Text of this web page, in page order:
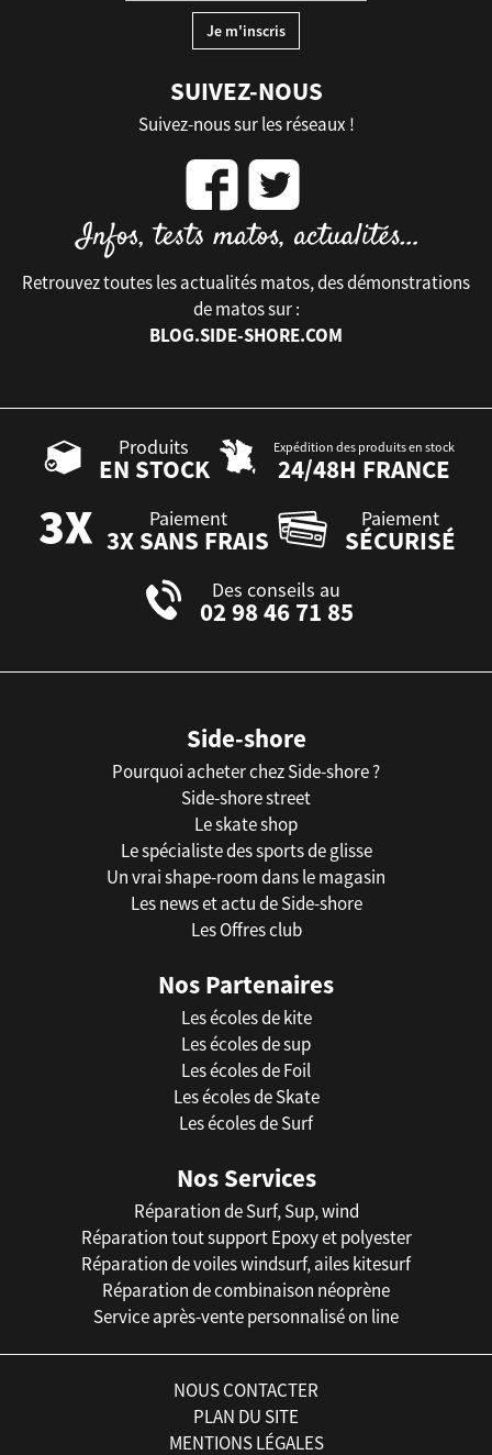
SUIVEZ-NOUS
Suivez-nous sur les réseaux !
Retrouvez toutes les actualités matos, des démonstrations
de matos sur :
BLOG.SIDE-SHORE.COM
Produits
EN STOCK
Expédition des produits en stock
24/48H FRANCE
Paiement
3X SANS FRAIS
Paiement
SÉCURISÉ
Des conseils au
02 98 46 71 85
Side-shore
Pourquoi acheter chez Side-shore ?
Side-shore street
Le skate shop
Le spécialiste des sports de glisse
Un vrai shape-room dans le magasin
Les news et actu de Side-shore
Les Offres club
Nos Partenaires
Les écoles de kite
Les écoles de sup
Les écoles de Foil
Les écoles de Skate
Les écoles de Surf
Nos Services
Réparation de Surf, Sup, wind
Réparation tout support Epoxy et polyester
Réparation de voiles windsurf, ailes kitesurf
Réparation de combinaison néoprène
Service après-vente personnalisé on line
NOUS CONTACTER
PLAN DU SITE
MENTIONS LÉGALES